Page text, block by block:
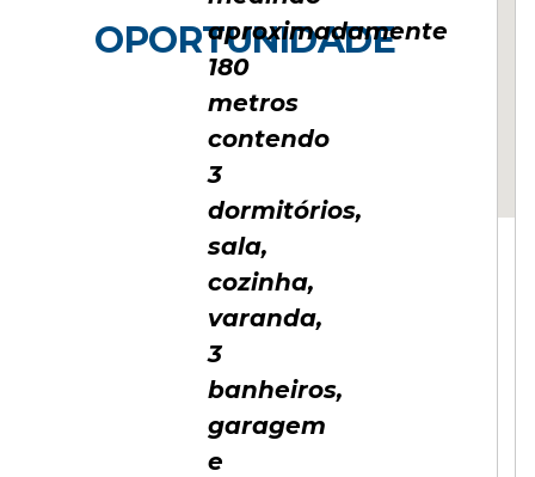
OPORTUNIDADE
aproximadamente
180
metros
contendo
3
dormitórios,
sala,
cozinha,
varanda,
3
banheiros,
garagem
e